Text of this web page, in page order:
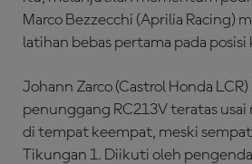
Marco Bezzecchi (Aprilia Racing)
latihan bebas pertama pada posisi
Johann Zarco (Castrol Honda
penunggang RC213V teratas usai
di tempat keempat, meski sempat
Tikungan 1. Diikuti oleh